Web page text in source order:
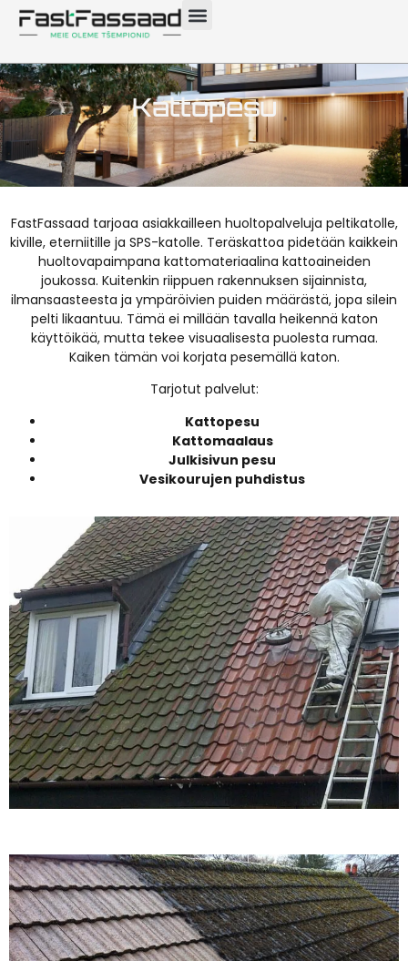
Kattopesu
FastFassaad tarjoaa asiakkailleen huoltopalveluja peltikatolle,
kiville, eterniitille ja SPS-katolle. Teräskattoa pidetään kaikkein
huoltovapaimpana kattomateriaalina kattoaineiden
joukossa. Kuitenkin riippuen rakennuksen sijainnista,
ilmansaasteesta ja ympäröivien puiden määrästä, jopa silein
pelti likaantuu. Tämä ei millään tavalla heikennä katon
käyttöikää, mutta tekee visuaalisesta puolesta rumaa.
Kaiken tämän voi korjata pesemällä katon.
Tarjotut palvelut:
Kattopesu
Kattomaalaus
Julkisivun pesu
Vesikourujen puhdistus